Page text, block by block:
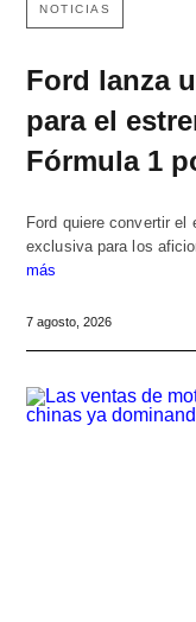
NOTICIAS
Ford lanza
para el
Fórmula 1
Ford quiere convertir el
exclusiva para los
más
7 agosto, 2026